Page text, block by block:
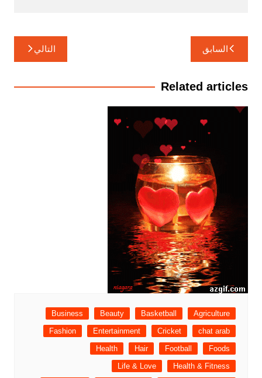
تصفّح
المقالات
السابق التالي
Related articles
Agriculture
Basketball
Beauty
Business
chat arab
Cricket
Entertainment
Fashion
Foods
Football
Hair
Health
Health & Fitness
Life & Love